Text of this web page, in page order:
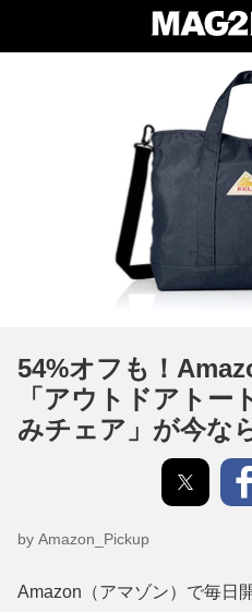
54%オフも！
「アウトドアトー
みチェア」が今な
by Amazon_Pickup
Amazon（アマゾン）で毎日